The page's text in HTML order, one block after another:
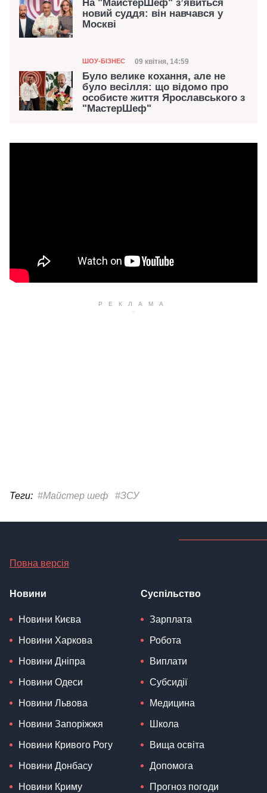
На "МайстерШеф" з’явиться
новий суддя: він навчався у
Москві
Категорія
ШОУ-БІЗНЕС Дата публікації
09 квітня, 14:59
Було велике кохання, але не
було весілля: що відомо про
особисте життя Ярославського з
"МастерШеф"
Теги: #Майстер шеф #ЗСУ
Повна версія
Новини
Новини Києва
Новини Харкова
Новини Дніпра
Новини Одеси
Новини Львова
Новини Запоріжжя
Новини Кривого Рогу
Новини Донбасу
Новини Криму
Суспільство
Зарплата
Робота
Виплати
Субсидії
Медицина
Школа
Вища освіта
Допомога
Прогноз погоди